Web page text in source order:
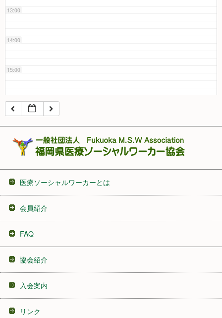
13:00
14:00
15:00
16:00
21:00
23:00
医療ソーシャルワーカーとは
会員紹介
FAQ
協会紹介
入会案内
リンク